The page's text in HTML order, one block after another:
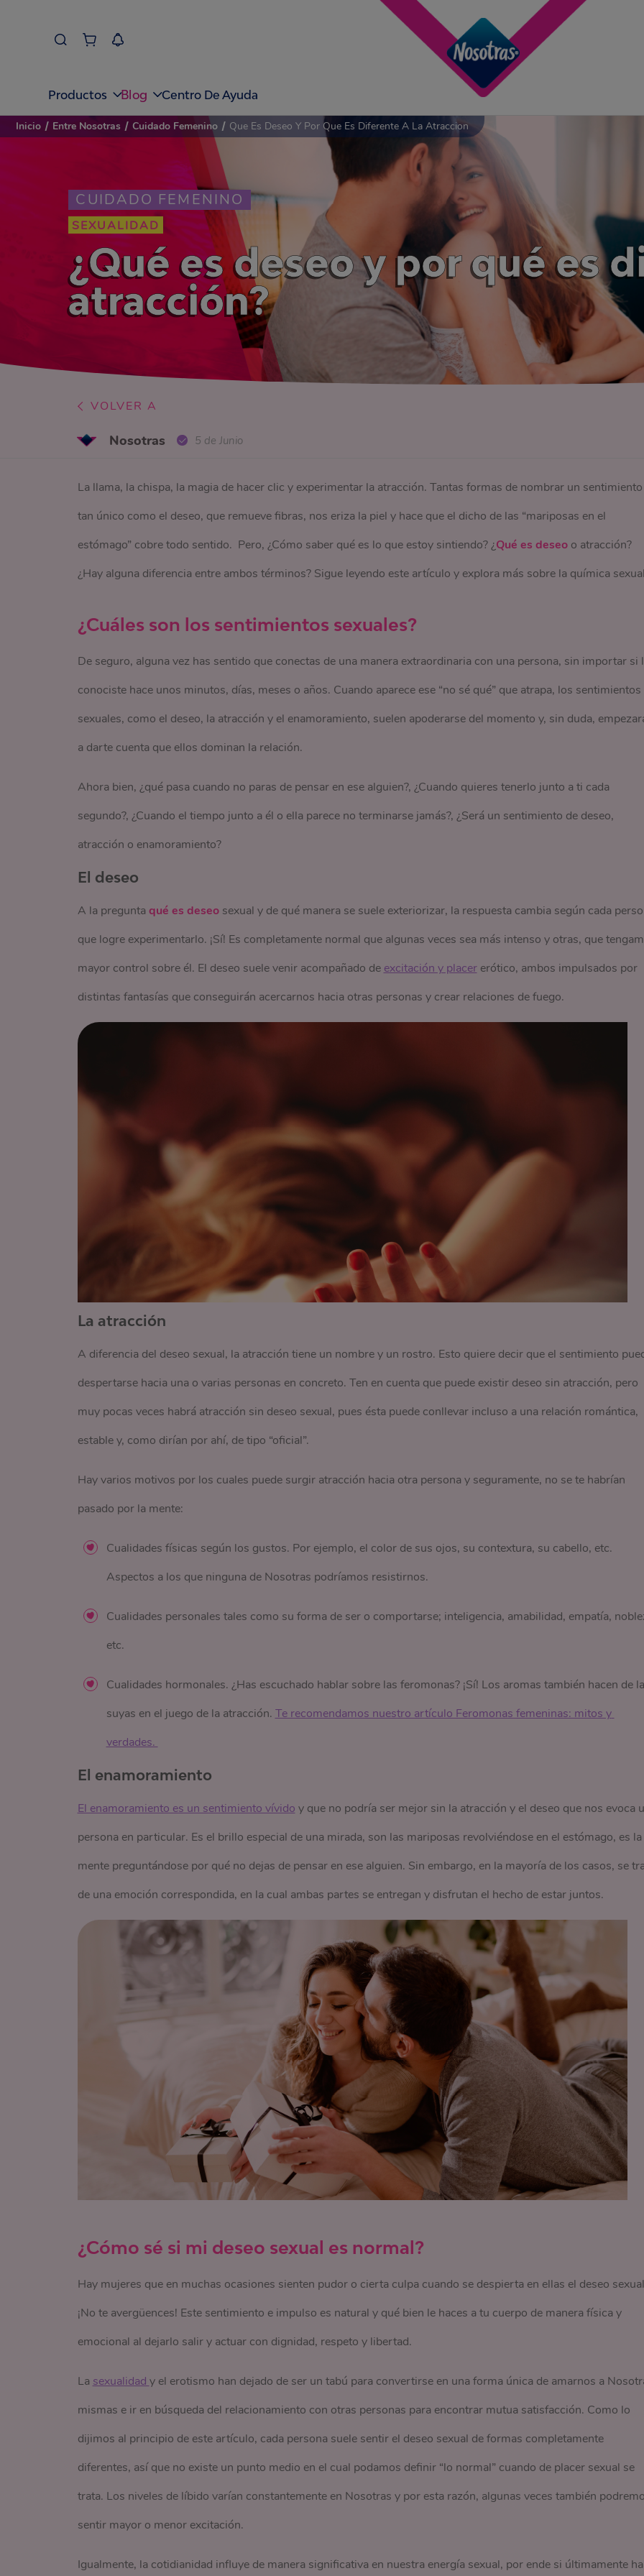
Productos Blog Centro De Ayuda
CUIDADO FEMENINO
SEXUALIDAD
¿Qué es deseo y por qué es
atracción?
Inicio / Entre Nosotras / Cuidado Femenino / Que Es Deseo Y Por Que Es Diferente A La Atraccion
VOLVER A
Nosotras 5 de Junio
La llama, la chispa, la magia de hacer clic y experimentar la atracción. Tantas formas de nombrar un sentimiento
tan único como el deseo, que remueve fibras, nos eriza la piel y hace que el dicho de las “mariposas en el
estómago” cobre todo sentido. Pero, ¿Cómo saber qué es lo que estoy sintiendo? ¿Qué es deseoo atracción?
¿Hay alguna diferencia entre ambos términos? Sigue leyendo este artículo y explora más sobre la química
¿Cuáles son los sentimientos sexuales?
De seguro, alguna vez has sentido que conectas de una manera extraordinaria con una persona, sin importar si
conociste hace unos minutos, días, meses o años. Cuando aparece ese “no sé qué” que atrapa, los sentimientos
sexuales, como el deseo, la atracción y el enamoramiento, suelen apoderarse del momento y, sin duda,
a darte cuenta que ellos dominan la relación.
Ahora bien, ¿qué pasa cuando no paras de pensar en ese alguien?, ¿Cuando quieres tenerlo junto a ti cada
segundo?, ¿Cuando el tiempo junto a él o ella parece no terminarse jamás?, ¿Será un sentimiento de deseo,
atracción o enamoramiento?
El deseo
A la pregunta qué es deseosexual y de qué manera se suele exteriorizar, la respuesta cambia según cada
que logre experimentarlo. ¡Sí! Es completamente normal que algunas veces sea más intenso y otras, que
mayor control sobre él. El deseo suele venir acompañado de excitación y placererótico, ambos impulsados por
distintas fantasías que conseguirán acercarnos hacia otras personas y crear relaciones de fuego.
La atracción
A diferencia del deseo sexual, la atracción tiene un nombre y un rostro. Esto quiere decir que el sentimiento
despertarse hacia una o varias personas en concreto. Ten en cuenta que puede existir deseo sin atracción, pero
muy pocas veces habrá atracción sin deseo sexual, pues ésta puede conllevar incluso a una relación romántica,
estable y, como dirían por ahí, de tipo “oficial”.
Hay varios motivos por los cuales puede surgir atracción hacia otra persona y seguramente, no se te habrían
pasado por la mente:
Cualidades físicas según los gustos. Por ejemplo, el color de sus ojos, su contextura, su cabello, etc.
Aspectos a los que ninguna de Nosotras podríamos resistirnos.
Cualidades personales tales como su forma de ser o comportarse; inteligencia, amabilidad, empatía,
etc.
Cualidades hormonales. ¿Has escuchado hablar sobre las feromonas? ¡Sí! Los aromas también hacen de
suyas en el juego de la atracción. Te recomendamos nuestro artículo Feromonas femeninas: mitos y
verdades.
El enamoramiento
El enamoramiento es un sentimiento vívido y que no podría ser mejor sin la atracción y el deseo que nos evoca
persona en particular. Es el brillo especial de una mirada, son las mariposas revolviéndose en el estómago, es la
mente preguntándose por qué no dejas de pensar en ese alguien. Sin embargo, en la mayoría de los casos, se
de una emoción correspondida, en la cual ambas partes se entregan y disfrutan el hecho de estar juntos.
¿Cómo sé si mi deseo sexual es normal?
Hay mujeres que en muchas ocasiones sienten pudor o cierta culpa cuando se despierta en ellas el deseo sexual
¡No te avergüences! Este sentimiento e impulso es natural y qué bien le haces a tu cuerpo de manera física y
emocional al dejarlo salir y actuar con dignidad, respeto y libertad.
La sexualidad y el erotismo han dejado de ser un tabú para convertirse en una forma única de amarnos a
mismas e ir en búsqueda del relacionamiento con otras personas para encontrar mutua satisfacción. Como lo
dijimos al principio de este artículo, cada persona suele sentir el deseo sexual de formas completamente
diferentes, así que no existe un punto medio en el cual podamos definir “lo normal” cuando de placer sexual se
trata. Los niveles de líbido varían constantemente en Nosotras y por esta razón, algunas veces también
sentir mayor o menor excitación.
Igualmente, la cotidianidad influye de manera significativa en nuestra energía sexual, por ende si últimamente ha